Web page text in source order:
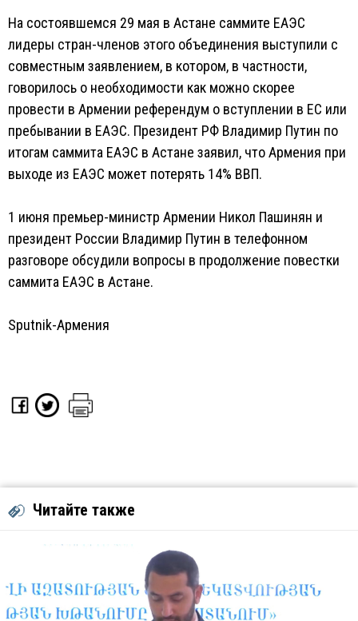
На состоявшемся 29 мая в Астане саммите ЕАЭС
лидеры стран-членов этого объединения выступили с
совместным заявлением, в котором, в частности,
говорилось о необходимости как можно скорее
провести в Армении референдум о вступлении в ЕС или
пребывании в ЕАЭС. Президент РФ Владимир Путин по
итогам саммита ЕАЭС в Астане заявил, что Армения при
выходе из ЕАЭС может потерять 14% ВВП.
1 июня премьер-министр Армении Никол Пашинян и
президент России Владимир Путин в телефонном
разговоре обсудили вопросы в продолжение повестки
саммита ЕАЭС в Астане.
Sputnik-Армения
Читайте также